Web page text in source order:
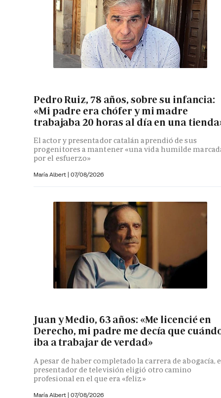
Pedro Ruiz, 78 años, sobre su infancia:
«Mi padre era chófer y mi madre
trabajaba 20 horas al día en una
El actor y presentador catalán aprendió de sus
progenitores a mantener «una vida humilde
por el esfuerzo»
María Albert | 07/08/2026
Juan y Medio, 63 años: «Me licencié en
Derecho, mi padre me decía que
iba a trabajar de verdad»
A pesar de haber completado la carrera de abogacía,
presentador de televisión eligió otro camino
profesional en el que era «feliz»
María Albert | 07/08/2026